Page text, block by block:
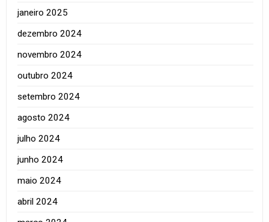
janeiro 2025
dezembro 2024
novembro 2024
outubro 2024
setembro 2024
agosto 2024
julho 2024
junho 2024
maio 2024
abril 2024